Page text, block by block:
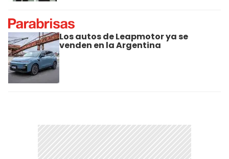
Los autos de Leapmotor ya se
venden en la Argentina